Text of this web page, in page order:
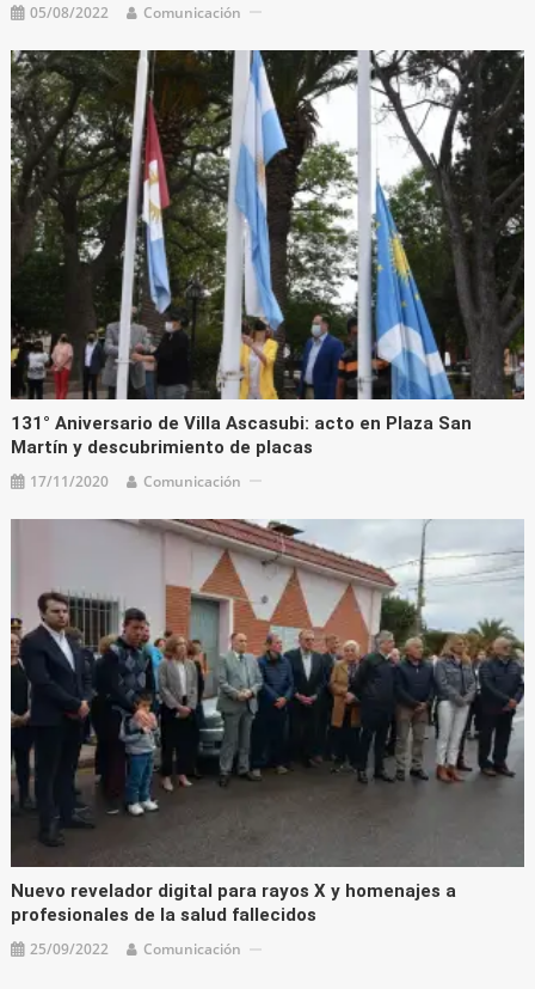
05/08/2022 Comunicación
131° Aniversario de Villa Ascasubi: acto en Plaza San
Martín y descubrimiento de placas
17/11/2020 Comunicación
Nuevo revelador digital para rayos X y homenajes a
profesionales de la salud fallecidos
25/09/2022 Comunicación